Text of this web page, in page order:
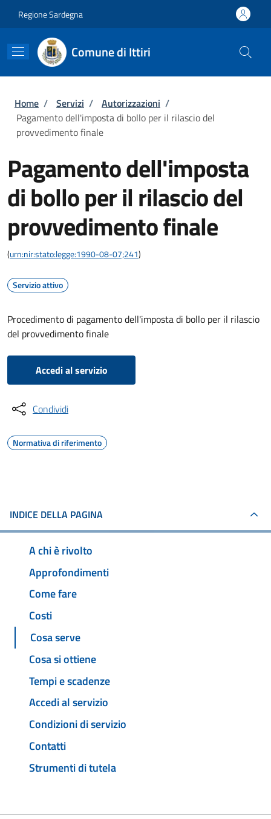
Regione Sardegna
Comune di Ittiri
Briciole di pane
Home / Servizi / Autorizzazioni /
Pagamento dell'imposta di bollo per il rilascio del
provvedimento finale
Pagamento dell'imposta
di bollo per il rilascio del
provvedimento finale
(urn:nir:stato:legge:1990-08-07;241)
Servizio attivo
Procedimento di pagamento dell'imposta di bollo per il rilascio
del provvedimento finale
Accedi al servizio
Condividi
Normativa di riferimento
INDICE DELLA PAGINA
A chi è rivolto
Approfondimenti
Come fare
Costi
Cosa serve
Cosa si ottiene
Tempi e scadenze
Accedi al servizio
Condizioni di servizio
Contatti
Strumenti di tutela